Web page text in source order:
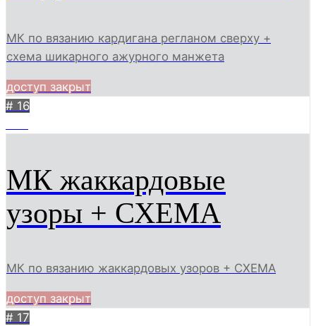
МК по вязанию кардигана регланом сверху +
схема шикарного ажурного манжета
доступ закрыт
# 16
МК жаккардовые
узоры + СХЕМА
МК по вязанию жаккардовых узоров + СХЕМА
доступ закрыт
# 17